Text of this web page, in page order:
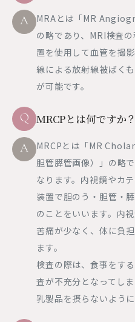
A
MRAとは「MR
の略であり、MRI検査
置を使用して血管を撮
線による放射線被ばく
が可能です。
Q MRCPとは何ですか？
A
MRCPとは「MR
胆管膵管画像）」の略
なります。内視鏡やカ
装置で胆のう・胆管・
のことをいいます。内
苦痛が少なく、体に負
ます。
検査の際は、食事をす
査が不充分となってし
乳製品を摂らないよう